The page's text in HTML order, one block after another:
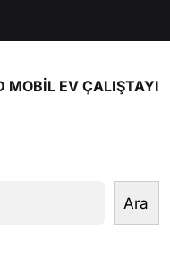
MOBİL EV ÇALIŞTAYI
Ara